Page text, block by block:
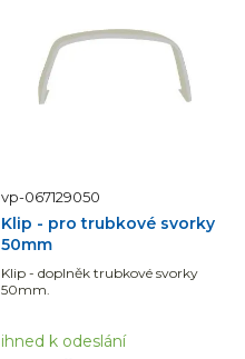
vp-067129050
Klip - pro trubkové svorky
50mm
Klip - doplněk trubkové svorky
50mm.
ihned k odeslání